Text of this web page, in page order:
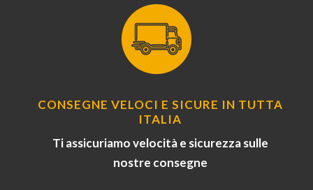
CONSEGNE VELOCI E SICURE IN TUTTA
ITALIA
Ti assicuriamo velocità e sicurezza sulle
nostre consegne